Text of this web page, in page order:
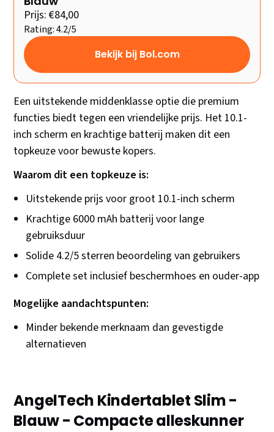
Prijs: €84,00
Rating: 4.2/5
Bekijk bij Bol.com
Een uitstekende middenklasse optie die premium
functies biedt tegen een vriendelijke prijs. Het 10.1-
inch scherm en krachtige batterij maken dit een
topkeuze voor bewuste kopers.
Waarom dit een topkeuze is:
Uitstekende prijs voor groot 10.1-inch scherm
Krachtige 6000 mAh batterij voor lange
gebruiksduur
Solide 4.2/5 sterren beoordeling van gebruikers
Complete set inclusief beschermhoes en ouder-app
Mogelijke aandachtspunten:
Minder bekende merknaam dan gevestigde
alternatieven
AngelTech Kindertablet Slim -
Blauw - Compacte alleskunner